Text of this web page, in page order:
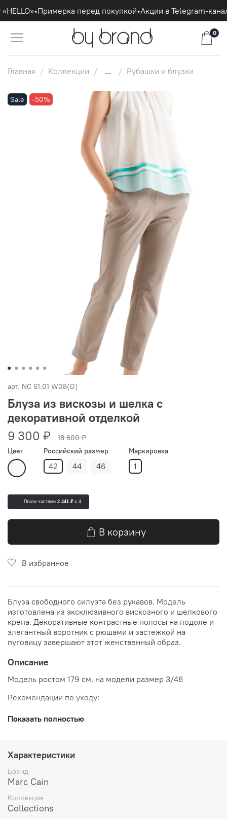
•Примерка перед покупкой•Акции в Telegram-
0
Главная Коллекции ... Рубашки и блузки
Sale -50%
арт. NC 61.01 W08(D)
Блуза из вискозы и шелка с
декоративной отделкой
9 300 ₽
18 600 ₽
Цвет
Российский размер
42 44 46
Маркировка
1
Плати частями 2 441 ₽ x 4
В корзину
В избранное
Блуза свободного силуэта без рукавов. Модель
изготовлена из эксклюзивного вискозного и шелкового
крепа. Декоративные контрастные полосы на подоле и
элегантный воротник с рюшами и застежкой на
пуговицу завершают этот женственный образ.
Описание
Модель ростом 179 см, на модели размер 3/46
Рекомендации по уходу:
Показать полностью
Характеристики
Бренд
Marc Cain
Коллекция
Collections